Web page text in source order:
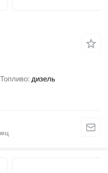
Топливо дизель